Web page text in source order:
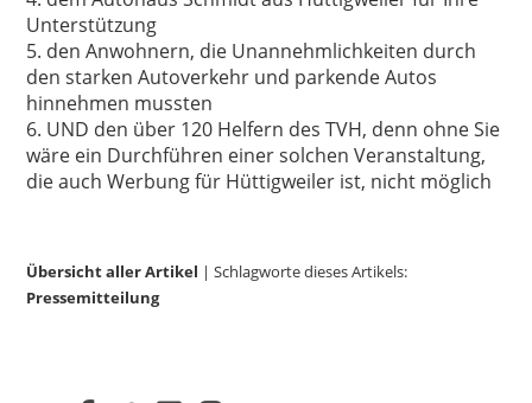
Unterstützung
5. den Anwohnern, die Unannehmlichkeiten durch
den starken Autoverkehr und parkende Autos
hinnehmen mussten
6. UND den über 120 Helfern des TVH, denn ohne Sie
wäre ein Durchführen einer solchen Veranstaltung,
die auch Werbung für Hüttigweiler ist, nicht möglich
Übersicht aller Artikel | Schlagworte dieses Artikels:
Pressemitteilung